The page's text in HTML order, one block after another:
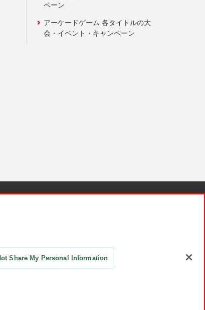
ペーン
アーケードゲーム 各タイトルの大
会・イベント・キャンペーン
Share My Personal Information